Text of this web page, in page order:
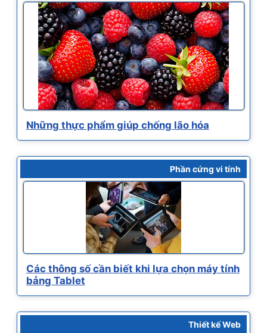
Những thực phẩm giúp chống lão hóa
Phần cứng vi tính
Các thông số cần biết khi lựa chọn máy tính
bảng Tablet
Thiết kế Web